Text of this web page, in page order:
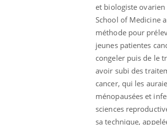
et biologiste ovarien
School of Medicine
méthode pour
jeunes patientes
congeler puis de le
avoir subi des
cancer, qui les
ménopausées et
sciences
sa technique,